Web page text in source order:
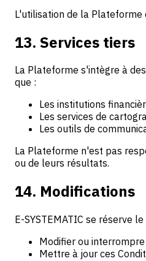
L'utilisation de la Plateforme
13. Services tiers
La Plateforme s'intègre à
que :
Les institutions
Les services de
Les outils de
La Plateforme n'est pas
ou de leurs résultats.
14. Modifications
E-SYSTEMATIC se réserve
Modifier ou
Mettre à jour ces